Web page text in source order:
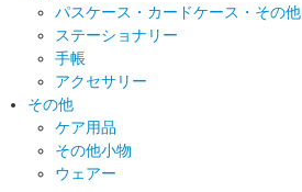
パスケース・カードケース・その他
ステーショナリー
手帳
アクセサリー
その他
ケア用品
その他小物
ウェアー